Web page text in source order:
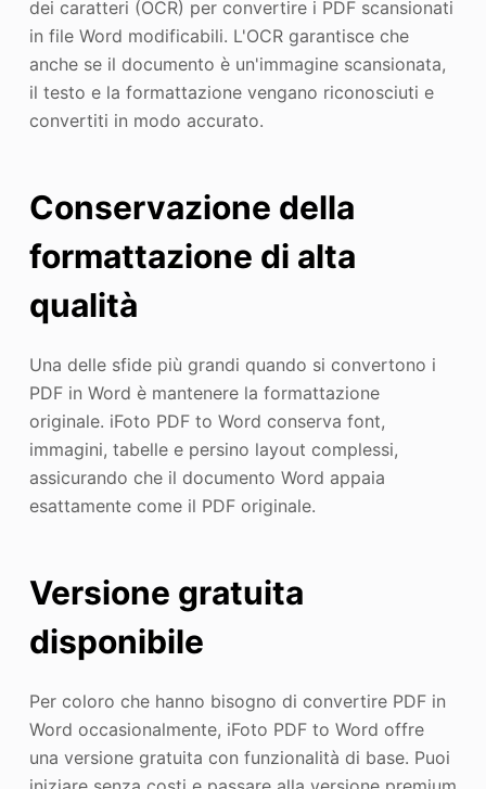
dei caratteri (OCR) per convertire i PDF scansionati
in file Word modificabili. L'OCR garantisce che
anche se il documento è un'immagine scansionata,
il testo e la formattazione vengano riconosciuti e
convertiti in modo accurato.
Conservazione della
formattazione di alta
qualità
Una delle sfide più grandi quando si convertono i
PDF in Word è mantenere la formattazione
originale. iFoto PDF to Word conserva font,
immagini, tabelle e persino layout complessi,
assicurando che il documento Word appaia
esattamente come il PDF originale.
Versione gratuita
disponibile
Per coloro che hanno bisogno di convertire PDF in
Word occasionalmente, iFoto PDF to Word offre
una versione gratuita con funzionalità di base. Puoi